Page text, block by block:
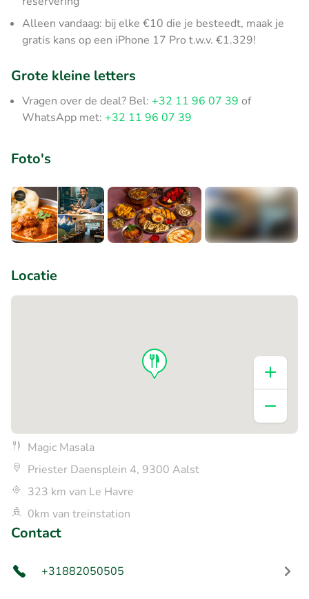
Alleen vandaag: bij elke €10 die je besteedt, maak je
gratis kans op een iPhone 17 Pro t.w.v. €1.329!
Grote kleine letters
Vragen over de deal? Bel: +32 11 96 07 39 of
WhatsApp met: +32 11 96 07 39
Foto's
Locatie
Magic Masala
Priester Daensplein 4, 9300 Aalst
323 km van Le Havre
0km van treinstation
Contact
+31882050505